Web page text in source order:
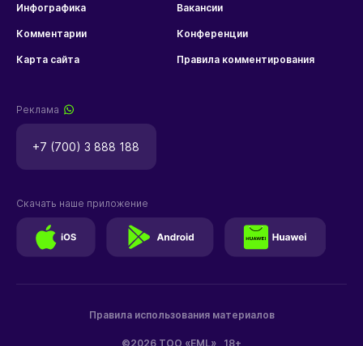
Инфографика Вакансии
Комментарии Конференции
Карта сайта Правила комментирования
Реклама
+7 (700) 3 888 188
©2026 ТОО «EML» 18+
Правила использования материалов
Скачать наше приложение